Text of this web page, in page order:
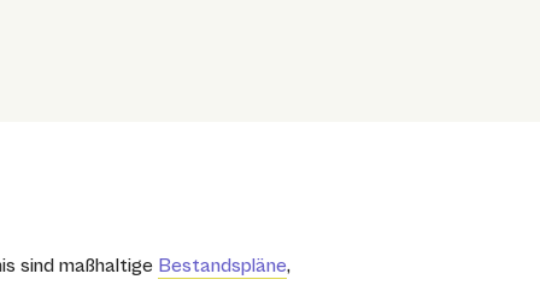
sind maßhaltige Bestandspläne,